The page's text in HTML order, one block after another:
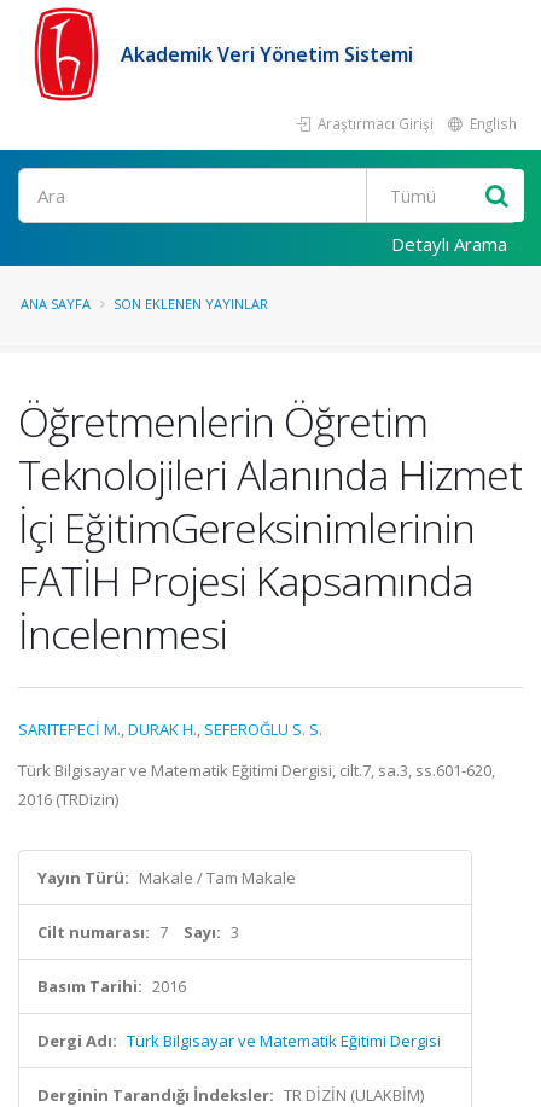
Akademik Veri Yönetim Sistemi
Araştırmacı Girişi English
Ara
Detaylı Arama
ANA SAYFA SON EKLENEN YAYINLAR
Öğretmenlerin Öğretim
Teknolojileri Alanında Hizmet
İçi EğitimGereksinimlerinin
FATİH Projesi Kapsamında
İncelenmesi
SARITEPECİ M.,DURAK H., SEFEROĞLU S. S.
Türk Bilgisayar ve Matematik Eğitimi Dergisi, cilt.7, sa.3, ss.601-620,
2016 (TRDizin)
Yayın Türü: Makale / Tam Makale
Cilt numarası: 7 Sayı: 3
Basım Tarihi: 2016
Dergi Adı: Türk Bilgisayar ve Matematik Eğitimi Dergisi
Derginin Tarandığı İndeksler: TR DİZİN (ULAKBİM)